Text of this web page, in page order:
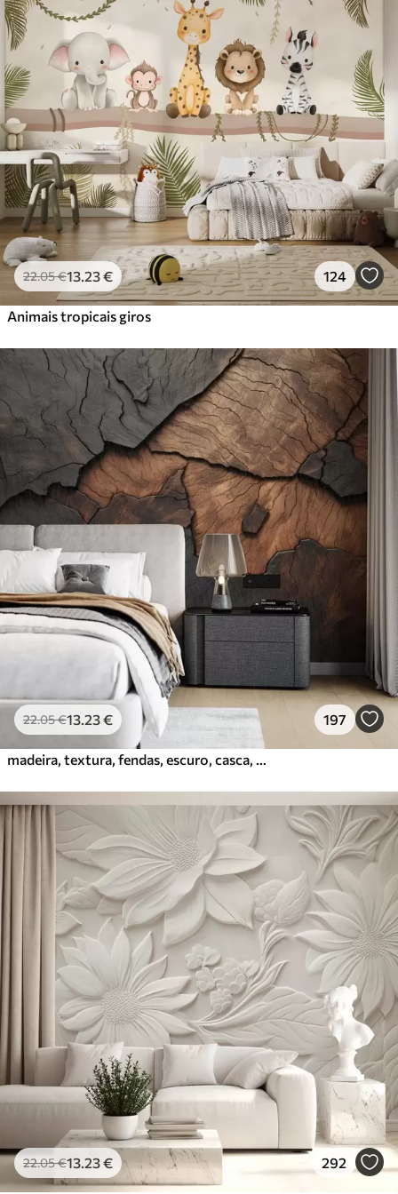
Standard
27.00 €/m²
Premium
56.6734.00€/m²
Vinil Premium
65.0039.00€/m²
Peel and Stick
81.6749.00€/m²
22.05€13 .23€ 124
Animais tropicais giros
22.05€13 .23€ 197
22.05€13 .23€ 292